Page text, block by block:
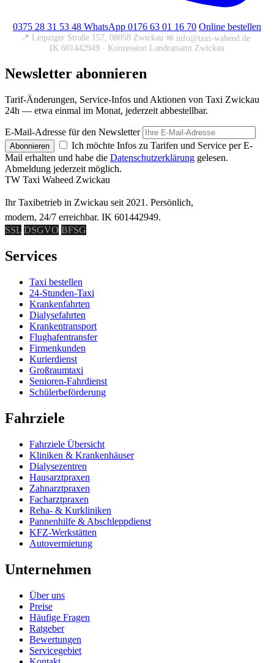
0375 28 31 53 48 WhatsApp 0176 63 01 16 70 Online bestellen
📍 Leipziger Straße 157, 08058 Zwickau · ✉ info@taxi-waheed.de·
IK 601442949 · Konzession Landratsamt Zwickau
Newsletter abonnieren
Tarif-Änderungen, Service-Infos und Aktionen von Taxi Zwickau
24h — etwa einmal im Monat, jederzeit abbestellbar.
E-Mail-Adresse für den Newsletter
Abonnieren
Ich möchte Infos zu Tarifen und Service per E-
Mail erhalten und habe die Datenschutzerklärung gelesen.
Abmeldung jederzeit möglich.
TW Taxi Waheed Zwickau
Ihr Taxibetrieb in Zwickau seit 2021. Persönlich,
modern, 24/7 erreichbar. IK 601442949.
SSL DSGVO BFSG
Services
Taxi bestellen
24-Stunden-Taxi
Krankenfahrten
Dialysefahrten
Krankentransport
Flughafentransfer
Firmenkunden
Kurierdienst
Großraumtaxi
Senioren-Fahrdienst
Schülerbeförderung
Fahrziele
Fahrziele Übersicht
Kliniken & Krankenhäuser
Dialysezentren
Hausarztpraxen
Zahnarztpraxen
Facharztpraxen
Reha- & Kurkliniken
Pannenhilfe & Abschleppdienst
KFZ-Werkstätten
Autovermietung
Unternehmen
Über uns
Preise
Häufige Fragen
Ratgeber
Bewertungen
Servicegebiet